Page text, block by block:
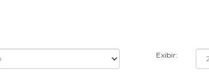
Exibir: